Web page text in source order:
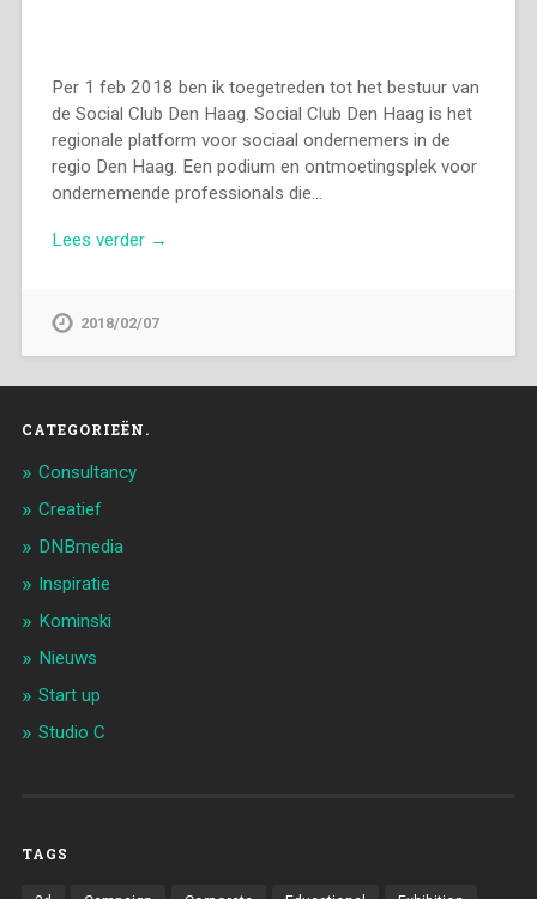
Per 1 feb 2018 ben ik toegetreden tot het bestuur van
de Social Club Den Haag. Social Club Den Haag is het
regionale platform voor sociaal ondernemers in de
regio Den Haag. Een podium en ontmoetingsplek voor
ondernemende professionals die…
Lees verder →
2018/02/07
CATEGORIEËN.
Consultancy
Creatief
DNBmedia
Inspiratie
Kominski
Nieuws
Start up
Studio C
TAGS